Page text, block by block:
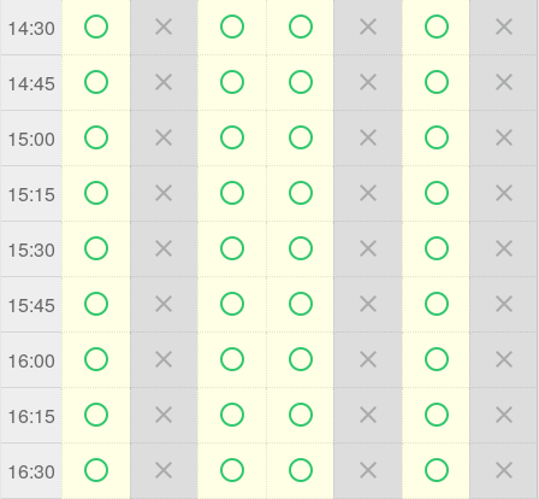
14:30       
14:45       
15:00       
15:15       
15:30       
15:45       
16:00       
16:15       
16:30       